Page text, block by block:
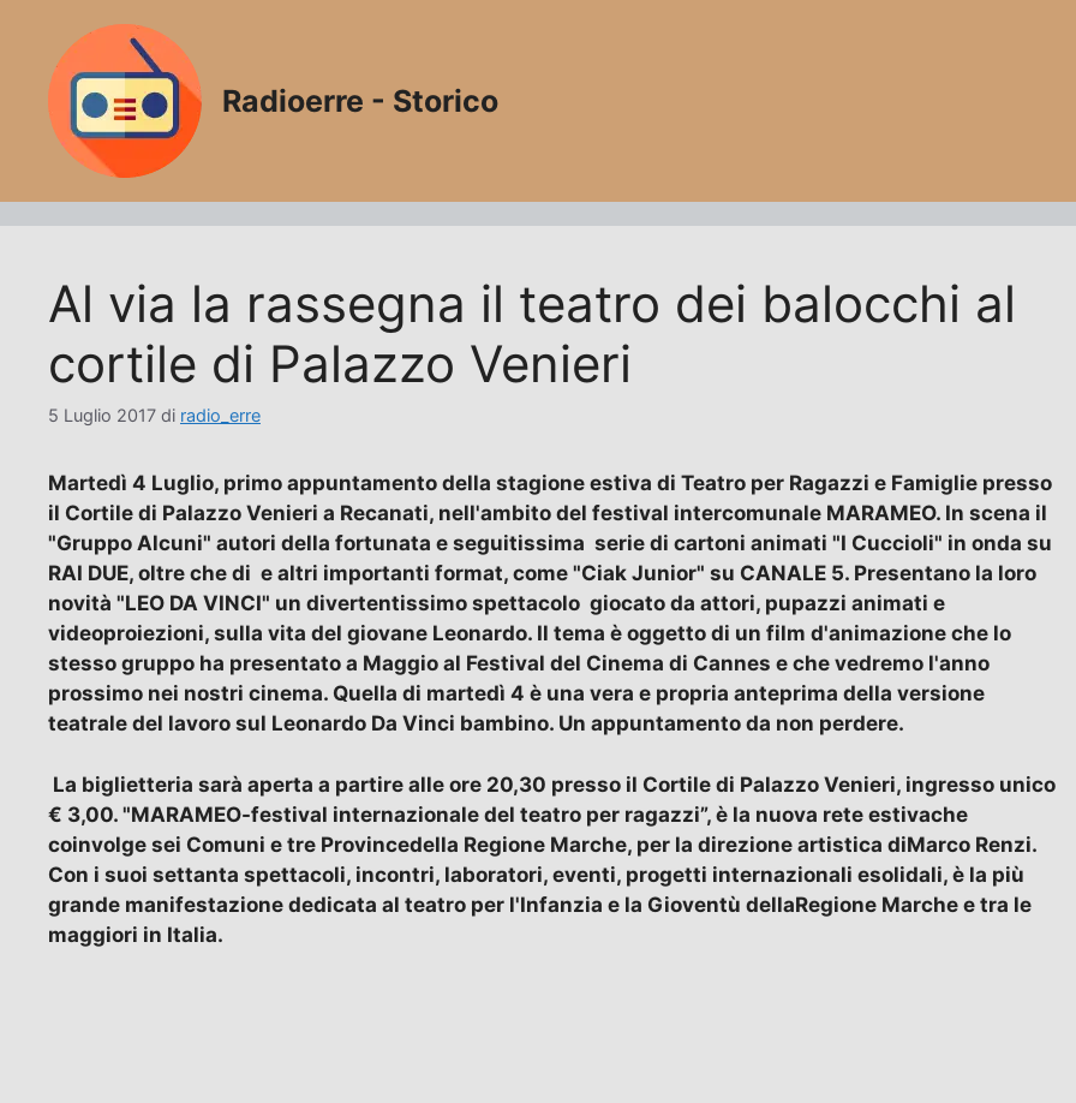
contenuto
Radioerre - Storico
Al via la rassegna il teatro dei balocchi al
cortile di Palazzo Venieri
5 Luglio 2017 di radio_erre
Martedì 4 Luglio, primo appuntamento della stagione estiva di Teatro per Ragazzi e Famiglie presso
il Cortile di Palazzo Venieri a Recanati, nell'ambito del festival intercomunale MARAMEO. In scena il
"Gruppo Alcuni" autori della fortunata e seguitissima serie di cartoni animati "I Cuccioli" in onda su
RAI DUE, oltre che di e altri importanti format, come "Ciak Junior" su CANALE 5. Presentano la loro
novità "LEO DA VINCI" un divertentissimo spettacolo giocato da attori, pupazzi animati e
videoproiezioni, sulla vita del giovane Leonardo. Il tema è oggetto di un film d'animazione che lo
stesso gruppo ha presentato a Maggio al Festival del Cinema di Cannes e che vedremo l'anno
prossimo nei nostri cinema. Quella di martedì 4 è una vera e propria anteprima della versione
teatrale del lavoro sul Leonardo Da Vinci bambino. Un appuntamento da non perdere.
La biglietteria sarà aperta a partire alle ore 20,30 presso il Cortile di Palazzo Venieri, ingresso unico
€ 3,00. "MARAMEO-festival internazionale del teatro per ragazzi”, è la nuova rete estivache
coinvolge sei Comuni e tre Provincedella Regione Marche, per la direzione artistica diMarco Renzi.
Con i suoi settanta spettacoli, incontri, laboratori, eventi, progetti internazionali esolidali, è la più
grande manifestazione dedicata al teatro per l'Infanzia e la Gioventù dellaRegione Marche e tra le
maggiori in Italia.